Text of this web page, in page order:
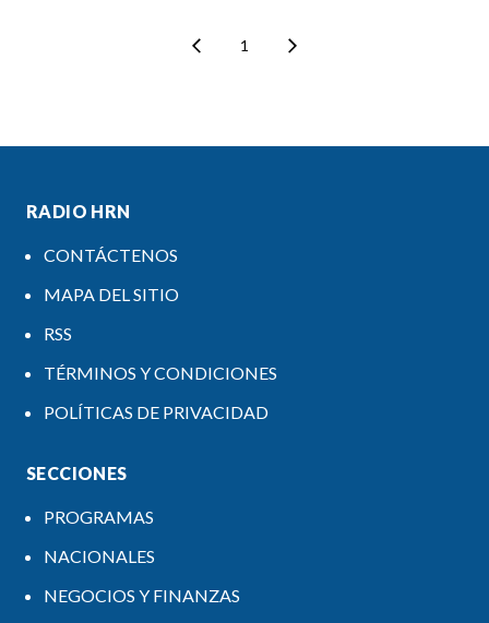
1
RADIO HRN
CONTÁCTENOS
MAPA DEL SITIO
RSS
TÉRMINOS Y CONDICIONES
POLÍTICAS DE PRIVACIDAD
SECCIONES
PROGRAMAS
NACIONALES
NEGOCIOS Y FINANZAS